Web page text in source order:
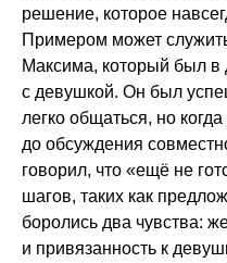
решение, которое
Примером может
Максима, который был в
с девушкой. Он был
легко общаться, но
до обсуждения
говорил, что «ещё не
шагов, таких как
боролись два чувства:
и привязанность к